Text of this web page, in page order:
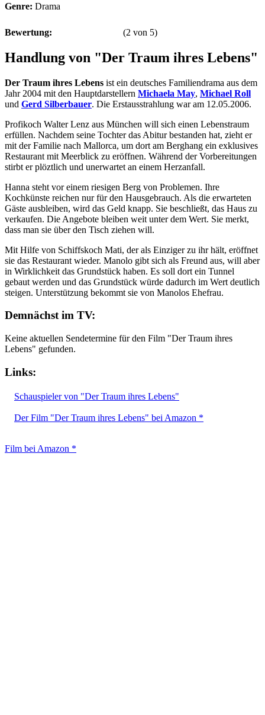
Genre: Drama
Bewertung: (2 von 5)
Handlung von "Der Traum ihres Lebens"
Der Traum ihres Lebens ist ein deutsches Familiendrama aus dem
Jahr 2004 mit den Hauptdarstellern Michaela May, Michael Roll
und Gerd Silberbauer. Die Erstausstrahlung war am 12.05.2006.
Profikoch Walter Lenz aus München will sich einen Lebenstraum
erfüllen. Nachdem seine Tochter das Abitur bestanden hat, zieht er
mit der Familie nach Mallorca, um dort am Berghang ein exklusives
Restaurant mit Meerblick zu eröffnen. Während der Vorbereitungen
stirbt er plöztlich und unerwartet an einem Herzanfall.
Hanna steht vor einem riesigen Berg von Problemen. Ihre
Kochkünste reichen nur für den Hausgebrauch. Als die erwarteten
Gäste ausbleiben, wird das Geld knapp. Sie beschließt, das Haus zu
verkaufen. Die Angebote bleiben weit unter dem Wert. Sie merkt,
dass man sie über den Tisch ziehen will.
Mit Hilfe von Schiffskoch Mati, der als Einziger zu ihr hält, eröffnet
sie das Restaurant wieder. Manolo gibt sich als Freund aus, will aber
in Wirklichkeit das Grundstück haben. Es soll dort ein Tunnel
gebaut werden und das Grundstück würde dadurch im Wert deutlich
steigen. Unterstützung bekommt sie von Manolos Ehefrau.
Demnächst im TV:
Keine aktuellen Sendetermine für den Film "Der Traum ihres
Lebens" gefunden.
Links:
Schauspieler von "Der Traum ihres Lebens"
Der Film "Der Traum ihres Lebens" bei Amazon *
Film bei Amazon *